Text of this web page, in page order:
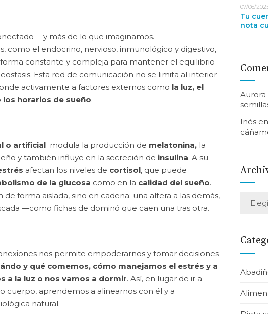
—y más de lo que imaginamos.
como el endocrino, nervioso, inmunológico y digestivo,
constante y compleja para mantener el equilibrio
Esta red de comunicación no se limita al interior
activamente a factores externos como la luz, el
horarios de sueño.
o artificial modula la producción de melatonina, la
y también influye en la secreción de insulina. A su
afectan los niveles de cortisol, que puede
de la glucosa como en la calidad del sueño.
de forma aislada, sino en cadena: una altera a las demás,
—como fichas de dominó que caen una tras otra.
nos permite empoderarnos y tomar decisiones
y qué comemos, cómo manejamos el estrés y a
a la luz o nos vamos a dormir. Así, en lugar de ir a
cuerpo, aprendemos a alinearnos con él y a
natural.
07/06/
Tu
nota
Aurora
Inés en